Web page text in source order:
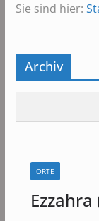
Sie sind hier:
Archiv
ORTE